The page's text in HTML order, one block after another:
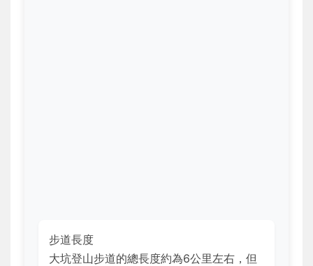
步道長度
大坑登山步道的總長度約為6公里左右，但